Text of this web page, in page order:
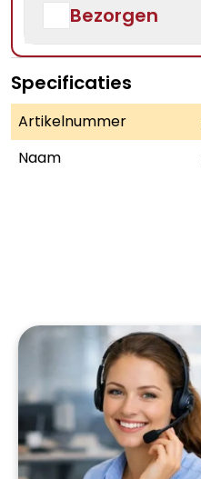
Bezorgen
Specificaties
Artikelnummer
Naam